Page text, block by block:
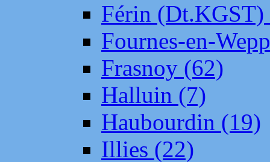
Férin (Dt.KGST)
Fournes-en-
Frasnoy (62)
Halluin (7)
Haubourdin (19)
Illies (22)